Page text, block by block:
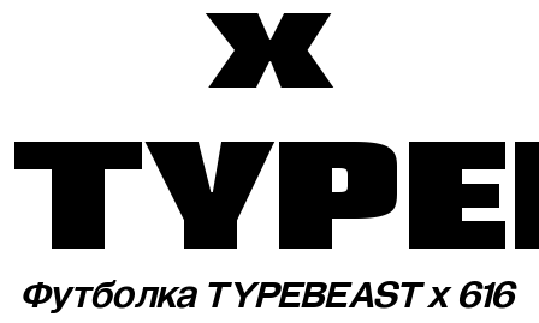
x
Футболка TYPEBEAST x 616